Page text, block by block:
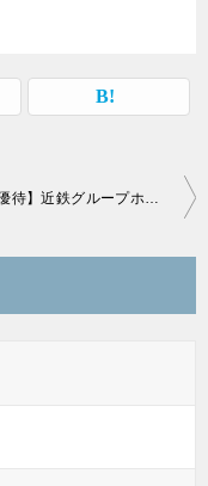
【株主優待】近鉄グループホールディングス(9041)の優待到着！乗車券とグループ利用冊子！